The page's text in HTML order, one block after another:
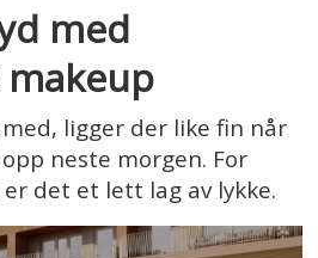
med
ligger der like fin når
neste morgen. For
er det et lett lag av lykke.